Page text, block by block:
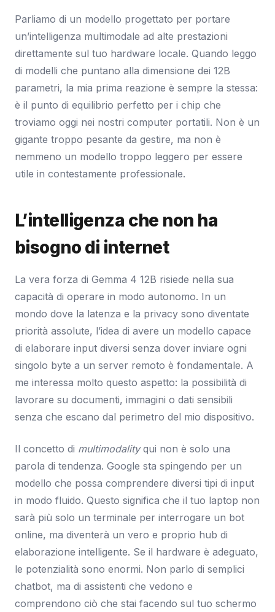
Parliamo di un modello progettato per portare
un’intelligenza multimodale ad alte prestazioni
direttamente sul tuo hardware locale. Quando leggo
di modelli che puntano alla dimensione dei 12B
parametri, la mia prima reazione è sempre la stessa:
è il punto di equilibrio perfetto per i chip che
troviamo oggi nei nostri computer portatili. Non è un
gigante troppo pesante da gestire, ma non è
nemmeno un modello troppo leggero per essere
utile in contestamente professionale.
L’intelligenza che non ha
bisogno di internet
La vera forza di Gemma 4 12B risiede nella sua
capacità di operare in modo autonomo. In un
mondo dove la latenza e la privacy sono diventate
priorità assolute, l’idea di avere un modello capace
di elaborare input diversi senza dover inviare ogni
singolo byte a un server remoto è fondamentale. A
me interessa molto questo aspetto: la possibilità di
lavorare su documenti, immagini o dati sensibili
senza che escano dal perimetro del mio dispositivo.
Il concetto di multimodalityqui non è solo una
parola di tendenza. Google sta spingendo per un
modello che possa comprendere diversi tipi di input
in modo fluido. Questo significa che il tuo laptop non
sarà più solo un terminale per interrogare un bot
online, ma diventerà un vero e proprio hub di
elaborazione intelligente. Se il hardware è adeguato,
le potenzialità sono enormi. Non parlo di semplici
chatbot, ma di assistenti che vedono e
comprendono ciò che stai facendo sul tuo schermo